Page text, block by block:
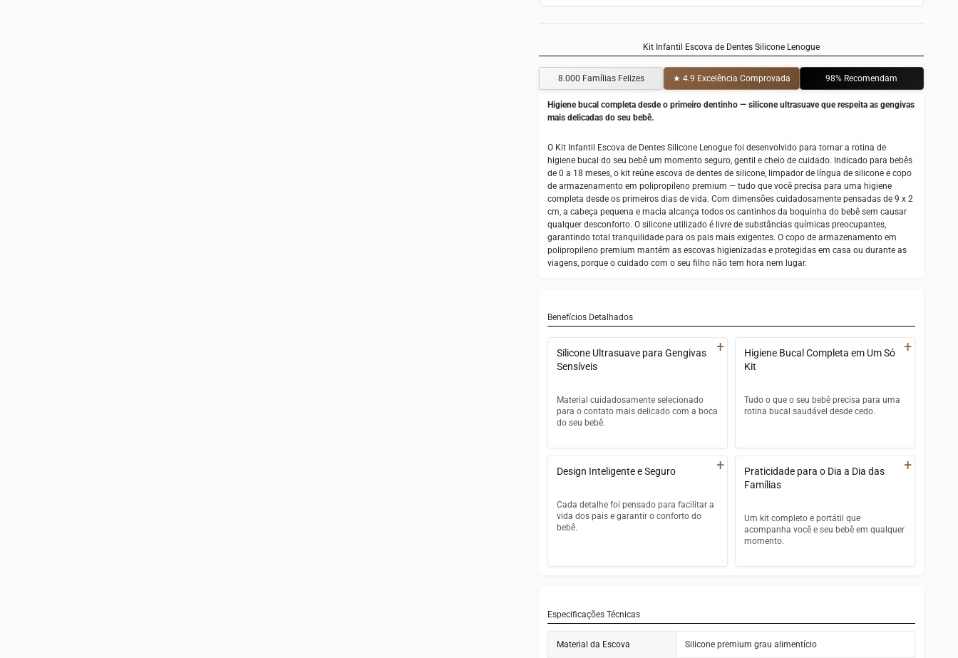
Kit Infantil Escova de Dentes Silicone Lenogue
8.000 Famílias Felizes ★ 4.9 Excelência Comprovada 98% Recomendam
Higiene bucal completa desde o primeiro dentinho — silicone ultrasuave que respeita as gengivas
mais delicadas do seu bebê.
O Kit Infantil Escova de Dentes Silicone Lenogue foi desenvolvido para tornar a rotina de
higiene bucal do seu bebê um momento seguro, gentil e cheio de cuidado. Indicado para bebês
de 0 a 18 meses, o kit reúne escova de dentes de silicone, limpador de língua de silicone e copo
de armazenamento em polipropileno premium — tudo que você precisa para uma higiene
completa desde os primeiros dias de vida. Com dimensões cuidadosamente pensadas de 9 x 2
cm, a cabeça pequena e macia alcança todos os cantinhos da boquinha do bebê sem causar
qualquer desconforto. O silicone utilizado é livre de substâncias químicas preocupantes,
garantindo total tranquilidade para os pais mais exigentes. O copo de armazenamento em
polipropileno premium mantém as escovas higienizadas e protegidas em casa ou durante as
viagens, porque o cuidado com o seu filho não tem hora nem lugar.
Benefícios Detalhados
Silicone Ultrasuave para Gengivas
Sensíveis
+
Material cuidadosamente selecionado
para o contato mais delicado com a boca
do seu bebê.
preocupantes
gengivas em formação
Textura suave que transforma a
Higiene Bucal Completa em Um Só
Kit
+
Tudo o que o seu bebê precisa para uma
rotina bucal saudável desde cedo.
Limpador de língua de silicone para
remover resíduos de leite e alimentos
polipropileno premium para guardar
com higiene
Design Inteligente e Seguro +
Cada detalhe foi pensado para facilitar a
vida dos pais e garantir o conforto do
bebê.
pelos pais durante a escovação
acumulem sujeira ou bactérias
Praticidade para o Dia a Dia das
Famílias
+
Um kit completo e portátil que
acompanha você e seu bebê em qualquer
momento.
maternidade ou durante viagens
Fácil de higienizar — basta lavar com
Especificações Técnicas
Material da Escova Silicone premium grau alimentício